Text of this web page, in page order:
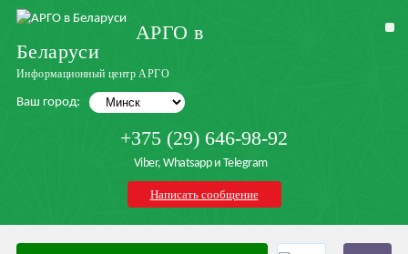
АРГО в
Беларуси
Информационный центр АРГО
Ваш город:
+375 (29) 646-98-92
Viber, Whatsapp и Telegram
Написать сообщение